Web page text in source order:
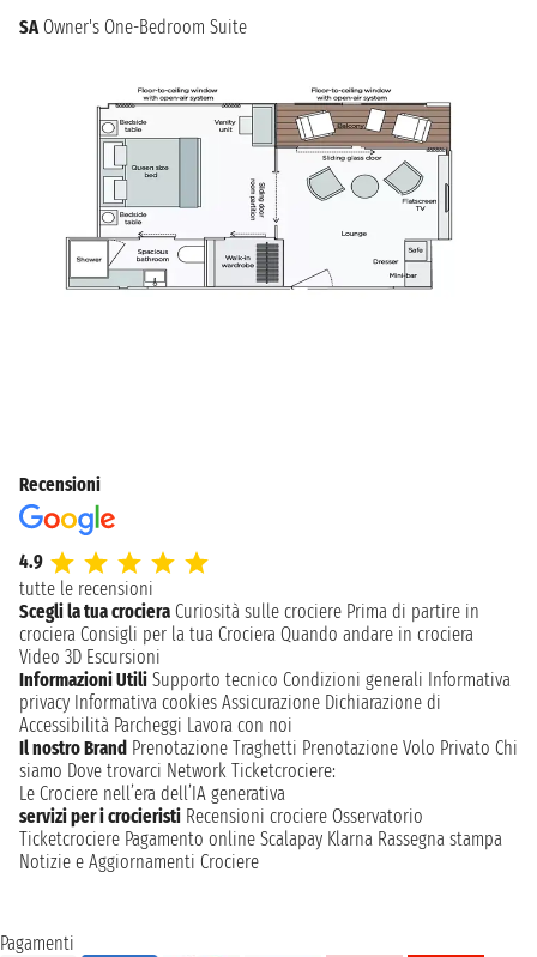
SA Owner's One-Bedroom Suite
Recensioni
4.9
tutte le recensioni
Scegli la tua crociera Curiosità sulle crociere Prima di partire in
crociera Consigli per la tua Crociera Quando andare in crociera
Video 3D Escursioni
Informazioni Utili Supporto tecnico Condizioni generali Informativa
privacy Informativa cookies Assicurazione Dichiarazione di
Accessibilità Parcheggi Lavora con noi
Il nostro Brand Prenotazione Traghetti Prenotazione Volo Privato Chi
siamo Dove trovarci Network Ticketcrociere:
Le Crociere nell’era dell’IA generativa
servizi per i crocieristi Recensioni crociere Osservatorio
Ticketcrociere Pagamento online Scalapay Klarna Rassegna stampa
Notizie e Aggiornamenti Crociere
Pagamenti